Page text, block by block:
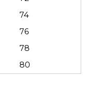
74
76
78
80